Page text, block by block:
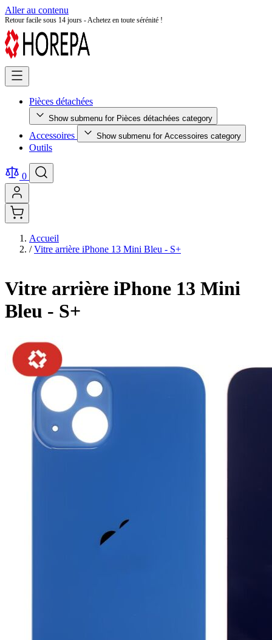
Aller au contenu
Retour facile sous 14 jours - Achetez en toute sérénité !
Pièces détachées
Show submenu for Pièces détachées category
Accessoires Show submenu for Accessoires category
Outils
0
Accueil
/ Vitre arrière iPhone 13 Mini Bleu - S+
Vitre arrière iPhone 13 Mini
Bleu - S+